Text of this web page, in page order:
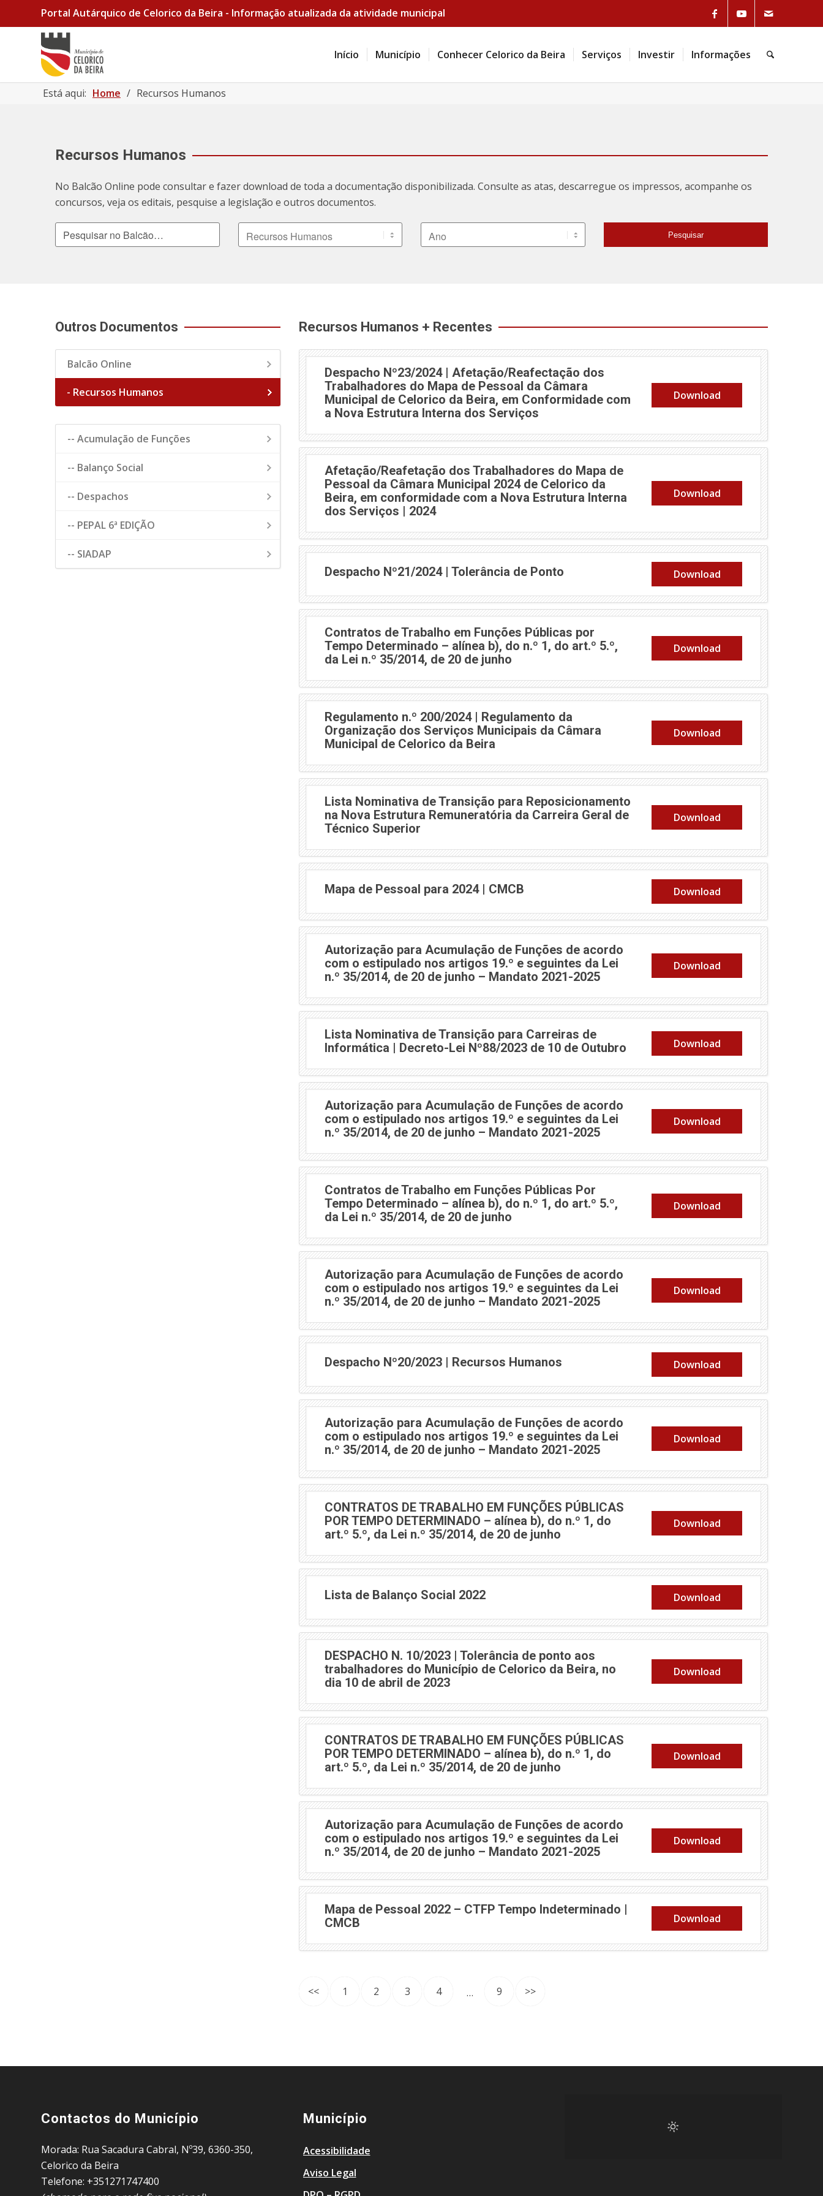
Portal Autárquico de Celorico da Beira - Informação atualizada da atividade municipal
Início Município Conhecer Celorico da Beira Serviços Investir Informações
Está aqui: Home / Recursos Humanos
Recursos Humanos
No Balcão Online pode consultar e fazer download de toda a documentação disponibilizada. Consulte as atas, descarregue os impressos, acompanhe os
concursos, veja os editais, pesquise a legislação e outros documentos.
Pesquisar no Balcão Tipo de Documento Ano Pesquisar
Outros Documentos
Balcão Online
- Recursos Humanos
-- Acumulação de Funções
-- Balanço Social
-- Despachos
-- PEPAL 6ª EDIÇÃO
-- SIADAP
Recursos Humanos + Recentes
Despacho Nº23/2024 | Afetação/Reafectação dos
Trabalhadores do Mapa de Pessoal da Câmara
Municipal de Celorico da Beira, em Conformidade com
a Nova Estrutura Interna dos Serviços
Download
Afetação/Reafetação dos Trabalhadores do Mapa de
Pessoal da Câmara Municipal 2024 de Celorico da
Beira, em conformidade com a Nova Estrutura Interna
dos Serviços | 2024
Download
Despacho Nº21/2024 | Tolerância de Ponto Download
Contratos de Trabalho em Funções Públicas por
Tempo Determinado – alínea b), do n.º 1, do art.º 5.º,
da Lei n.º 35/2014, de 20 de junho
Download
Regulamento n.º 200/2024 | Regulamento da
Organização dos Serviços Municipais da Câmara
Municipal de Celorico da Beira
Download
Lista Nominativa de Transição para Reposicionamento
na Nova Estrutura Remuneratória da Carreira Geral de
Técnico Superior
Download
Mapa de Pessoal para 2024 | CMCB Download
Autorização para Acumulação de Funções de acordo
com o estipulado nos artigos 19.º e seguintes da Lei
n.º 35/2014, de 20 de junho – Mandato 2021-2025
Download
Lista Nominativa de Transição para Carreiras de
Informática | Decreto-Lei Nº88/2023 de 10 de Outubro
Download
Autorização para Acumulação de Funções de acordo
com o estipulado nos artigos 19.º e seguintes da Lei
n.º 35/2014, de 20 de junho – Mandato 2021-2025
Download
Contratos de Trabalho em Funções Públicas Por
Tempo Determinado – alínea b), do n.º 1, do art.º 5.º,
da Lei n.º 35/2014, de 20 de junho
Download
Autorização para Acumulação de Funções de acordo
com o estipulado nos artigos 19.º e seguintes da Lei
n.º 35/2014, de 20 de junho – Mandato 2021-2025
Download
Despacho Nº20/2023 | Recursos Humanos Download
Autorização para Acumulação de Funções de acordo
com o estipulado nos artigos 19.º e seguintes da Lei
n.º 35/2014, de 20 de junho – Mandato 2021-2025
Download
CONTRATOS DE TRABALHO EM FUNÇÕES PÚBLICAS
POR TEMPO DETERMINADO – alínea b), do n.º 1, do
art.º 5.º, da Lei n.º 35/2014, de 20 de junho
Download
Lista de Balanço Social 2022 Download
DESPACHO N. 10/2023 | Tolerância de ponto aos
trabalhadores do Município de Celorico da Beira, no
dia 10 de abril de 2023
Download
CONTRATOS DE TRABALHO EM FUNÇÕES PÚBLICAS
POR TEMPO DETERMINADO – alínea b), do n.º 1, do
art.º 5.º, da Lei n.º 35/2014, de 20 de junho
Download
Autorização para Acumulação de Funções de acordo
com o estipulado nos artigos 19.º e seguintes da Lei
n.º 35/2014, de 20 de junho – Mandato 2021-2025
Download
Mapa de Pessoal 2022 – CTFP Tempo Indeterminado |
CMCB
Download
<< 1 2 3 4 … 9 >>
Contactos do Município
Morada: Rua Sacadura Cabral, Nº39, 6360-350,
Celorico da Beira
Telefone: +351271747400
Município
Acessibilidade
Aviso Legal